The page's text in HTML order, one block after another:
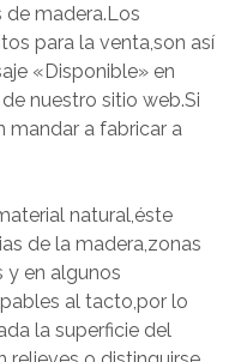
madera.Los
para la venta,son así
«Disponible» en
nuestro sitio web.Si
mandar a fabricar a
natural,éste
de la madera,zonas
y en algunos
al tacto,por lo
la superficie del